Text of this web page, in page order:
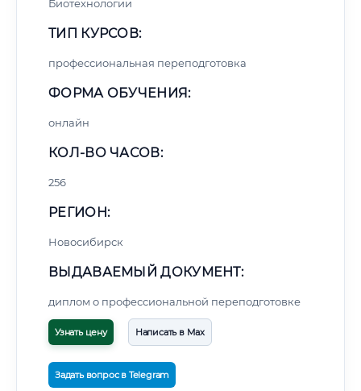
Биотехнологии
ТИП КУРСОВ:
профессиональная переподготовка
ФОРМА ОБУЧЕНИЯ:
онлайн
КОЛ-ВО ЧАСОВ:
256
РЕГИОН:
Новосибирск
ВЫДАВАЕМЫЙ ДОКУМЕНТ:
диплом о профессиональной переподготовке
Узнать цену Написать в Max
Задать вопрос в Telegram